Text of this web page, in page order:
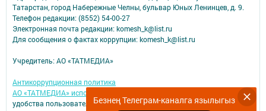
Безнең Телеграм-каналга язылыгыз
Татарстан, город Набережные Челны, бульвар Юных Ленинцев, д. 9.
Телефон редакции: (8552) 54-00-27
Электронная почта редакции: komesh_k@list.ru
Для сообщения о фактах коррупции: komesh_k@list.ru
Учредитель: АО «ТАТМЕДИА»
Антикоррупционная политика
АО «ТАТМЕДИА» использует «cookie»
для персонализации сервисов и
удобства пользователей сайтом.